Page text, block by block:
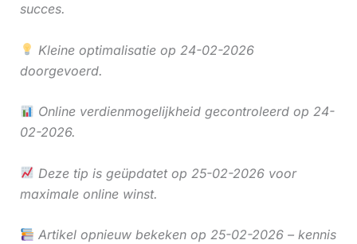
succes.
Kleine optimalisatie op 24-02-2026
doorgevoerd.
Online verdienmogelijkheid gecontroleerd op 24-
02-2026.
Deze tip is geüpdatet op 25-02-2026 voor
maximale online winst.
Artikel opnieuw bekeken op 25-02-2026 – kennis